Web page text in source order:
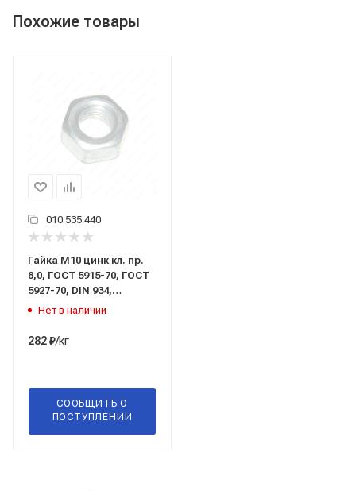
Похожие товары
010.535.440
Гайка М10 цинк кл. пр.
8,0, ГОСТ 5915-70, ГОСТ
5927-70, DIN 934,
Беларусь
Нет в наличии
282₽/кг
СООБЩИТЬ О
ПОСТУПЛЕНИИ